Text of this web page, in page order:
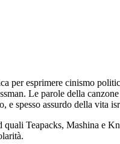
per esprimere cinismo
Le parole della
spesso assurdo della vita
Teapacks, Mashina e